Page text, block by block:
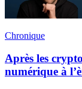
Chronique
Après les
numérique à